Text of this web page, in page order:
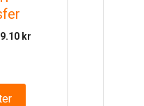
kr